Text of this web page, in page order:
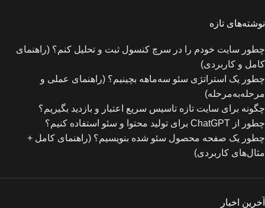
نوشته‌های تازه
چطور سایت خودم را در سرچ کنسول ثبت و تحلیل کنم؟ (راهنمای
کامل و کاربردی)
چطور یک استراتژی سئو سه‌ماهه بچینیم؟ (راهنمای عملی و
مرحله‌به‌مرحله)
چگونه برای سایت تازه‌ تاسیس سریع اعتبار و بازدید بگیریم؟
چطور از ChatGPT برای تولید محتوا و سئو استفاده کنیم؟
چطور یک صفحه محصول سئو شده بنویسیم؟ (راهنمای کامل +
مثال‌های کاربردی)
آخرین اخبار